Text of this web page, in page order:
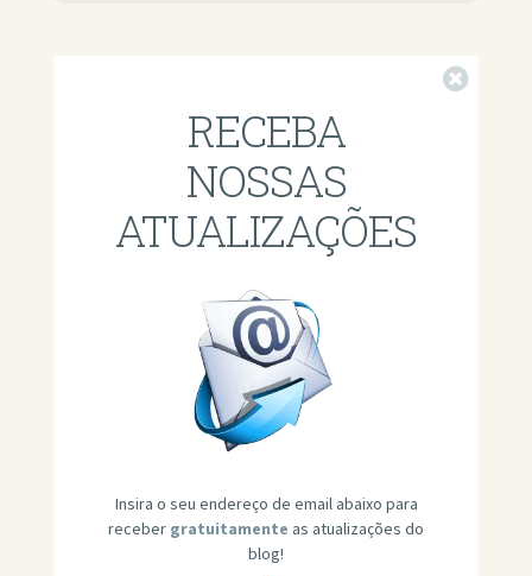
RECEBA
NOSSAS
ATUALIZAÇÕES
Insira o seu endereço de email abaixo para
receber gratuitamente as atualizações do
blog!